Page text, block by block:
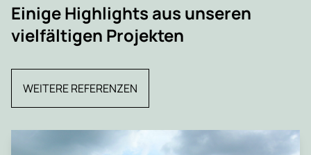
Einige Highlights aus unseren
vielfältigen Projekten
WEITERE REFERENZEN